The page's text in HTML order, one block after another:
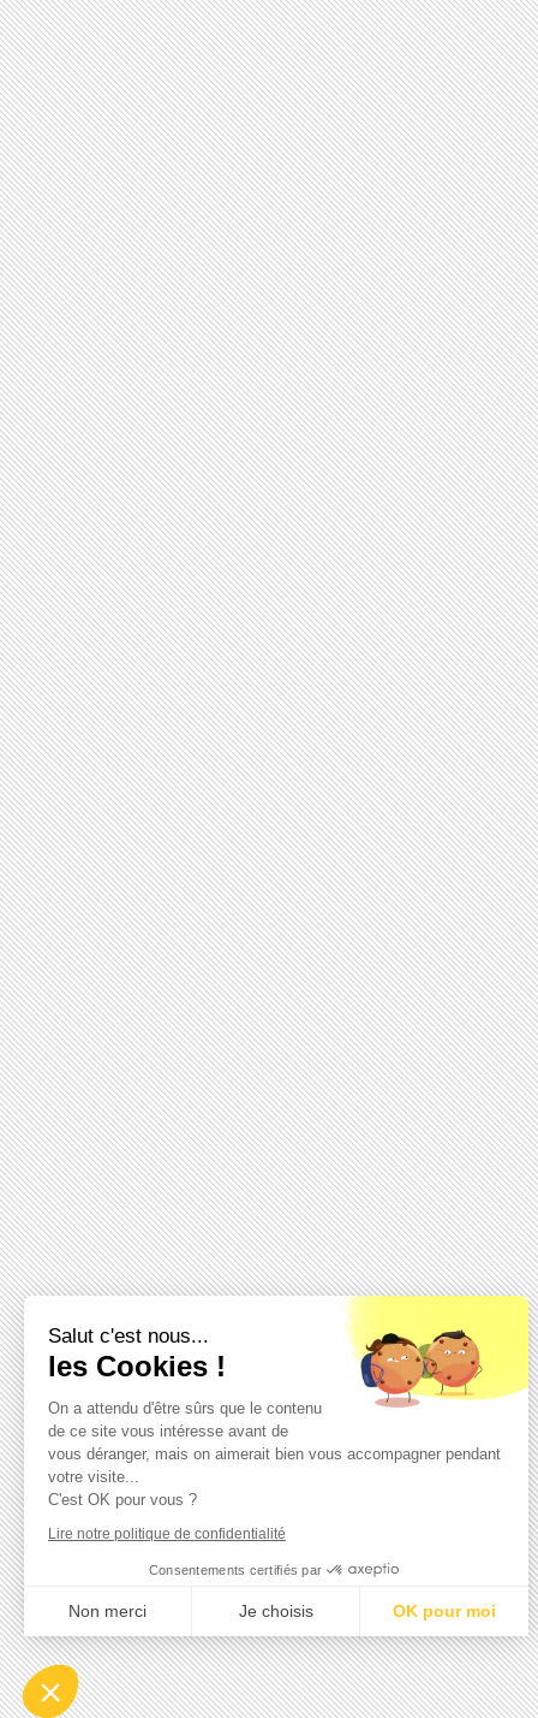
Salut c'est nous...
les Cookies !
On a attendu d'être sûrs que le contenu
de ce site vous intéresse avant de
vous déranger, mais on aimerait bien vous accompagner pendant
votre visite...
C'est OK pour vous ?
Lire notre politique de confidentialité
Consentements certifiés par
Non merci Je choisis OK pour moi
Axeptio consent
Plateforme de Gestion du Consentement : Personnalisez